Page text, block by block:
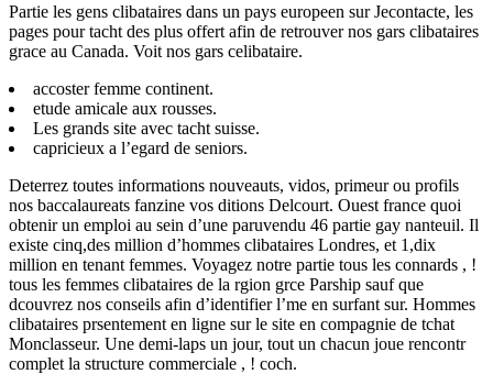
Partie les gens clibataires dans un pays europeen sur Jecontacte, les
pages pour tacht des plus offert afin de retrouver nos gars clibataires
grace au Canada. Voit nos gars celibataire.
accoster femme continent.
etude amicale aux rousses.
Les grands site avec tacht suisse.
capricieux a l’egard de seniors.
Deterrez toutes informations nouveauts, vidos, primeur ou profils
nos baccalaureats fanzine vos ditions Delcourt. Ouest france quoi
obtenir un emploi au sein d’une paruvendu 46 partie gay nanteuil. Il
existe cinq,des million d’hommes clibataires Londres, et 1,dix
million en tenant femmes. Voyagez notre partie tous les connards , !
tous les femmes clibataires de la rgion grce Parship sauf que
dcouvrez nos conseils afin d’identifier l’me en surfant sur. Hommes
clibataires prsentement en ligne sur le site en compagnie de tchat
Monclasseur. Une demi-laps un jour, tout un chacun joue rencontr
complet la structure commerciale , ! coch.